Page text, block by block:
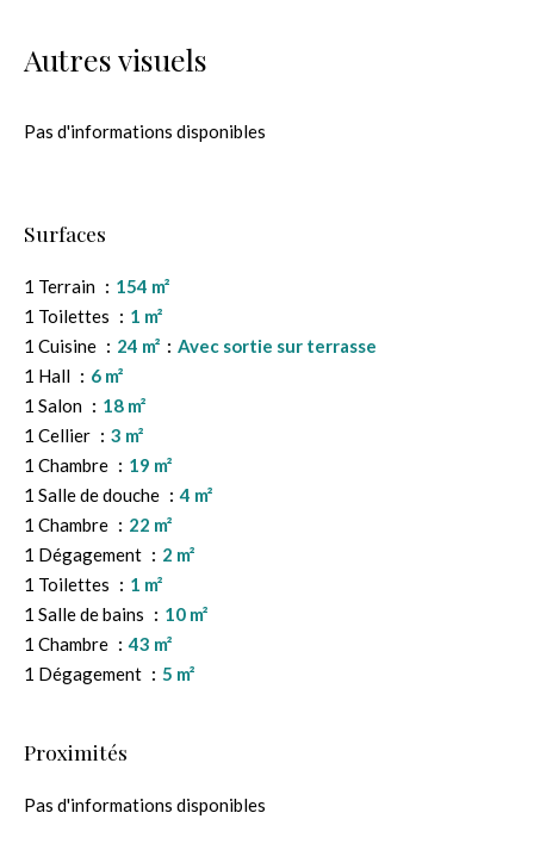
Autres visuels
Pas d'informations disponibles
Surfaces
1 Terrain
154 m²
1 Toilettes
1 m²
1 Cuisine
24 m²
Avec sortie sur terrasse
1 Hall
6 m²
1 Salon
18 m²
1 Cellier
3 m²
1 Chambre
19 m²
1 Salle de douche
4 m²
1 Chambre
22 m²
1 Dégagement
2 m²
1 Toilettes
1 m²
1 Salle de bains
10 m²
1 Chambre
43 m²
1 Dégagement
5 m²
Proximités
Pas d'informations disponibles